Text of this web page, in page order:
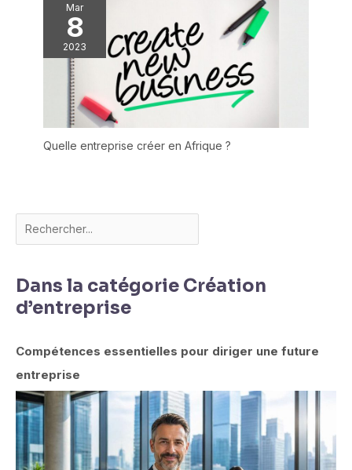
Mar
8
2023
Quelle entreprise créer en Afrique ?
Dans la catégorie Création
d’entreprise
Compétences essentielles pour diriger une future
entreprise